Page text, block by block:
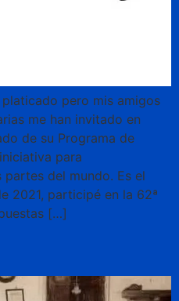
pero mis amigos
me han invitado en
de su Programa de
para
del mundo. Es el
2021, participé en la 62ª
[…]